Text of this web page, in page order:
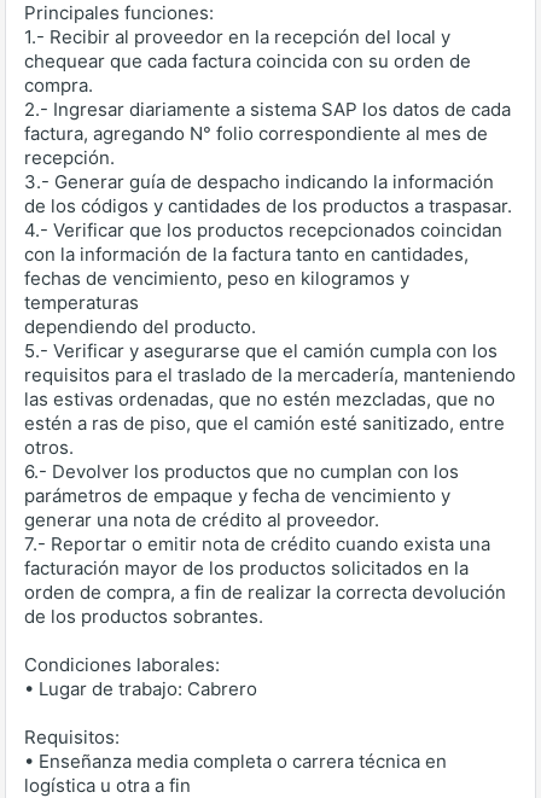
Principales funciones:
1.- Recibir al proveedor en la recepción del local y
chequear que cada factura coincida con su orden de
compra.
2.- Ingresar diariamente a sistema SAP los datos de cada
factura, agregando N° folio correspondiente al mes de
recepción.
3.- Generar guía de despacho indicando la información
de los códigos y cantidades de los productos a traspasar.
4.- Verificar que los productos recepcionados coincidan
con la información de la factura tanto en cantidades,
fechas de vencimiento, peso en kilogramos y
temperaturas
dependiendo del producto.
5.- Verificar y asegurarse que el camión cumpla con los
requisitos para el traslado de la mercadería, manteniendo
las estivas ordenadas, que no estén mezcladas, que no
estén a ras de piso, que el camión esté sanitizado, entre
otros.
6.- Devolver los productos que no cumplan con los
parámetros de empaque y fecha de vencimiento y
generar una nota de crédito al proveedor.
7.- Reportar o emitir nota de crédito cuando exista una
facturación mayor de los productos solicitados en la
orden de compra, a fin de realizar la correcta devolución
de los productos sobrantes.
Condiciones laborales:
• Lugar de trabajo: Cabrero
Requisitos:
• Enseñanza media completa o carrera técnica en
logística u otra a fin